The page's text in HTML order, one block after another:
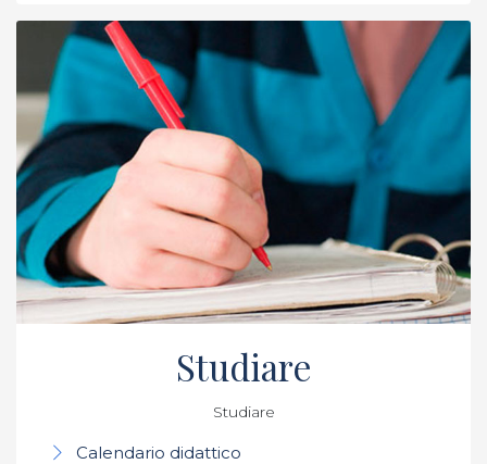
Studiare
Studiare
Calendario didattico